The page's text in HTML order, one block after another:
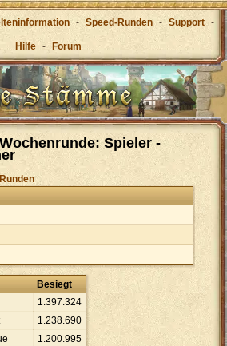
- Speed-Runden - Support -
Hilfe - Forum
Spieler -
Besiegt
1.397.324
1.238.690
1.200.995